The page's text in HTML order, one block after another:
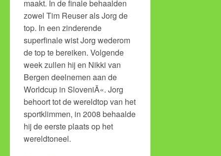
maakt. In de finale behaalden
zowel Tim Reuser als Jorg de
top. In een zinderende
superfinale wist Jorg wederom
de top te bereiken. Volgende
week zullen hij en Nikki van
Bergen deelnemen aan de
Worldcup in SloveniÃ«. Jorg
behoort tot de wereldtop van het
sportklimmen, in 2008 behaalde
hij de eerste plaats op het
wereldtoneel.